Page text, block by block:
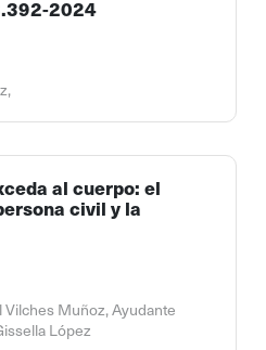
2024
al cuerpo: el
civil y la
Muñoz, Ayudante
López